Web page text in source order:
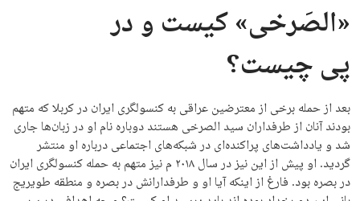
«الصَرخی» کیست و در
پی چیست؟
بعد از حمله برخی از معترضین عراقی به کنسولگری ایران در کربلا که متهم
بودند آنان از طرفداران سید الصرخی هستند دوباره نام او در زبان‌ها جاری
شد و یادداشت‌های پراکنده‌ای در شبکه‌های اجتماعی در‌باره او منتشر
گردید. او پیش از این نیز در سال ۲۰۱۸ م نیز متهم به حمله کنسولگری ایران
در بصره بود. فارغ از اینکه آیا او و طرفدارانش در بصره و منطقه طویریج